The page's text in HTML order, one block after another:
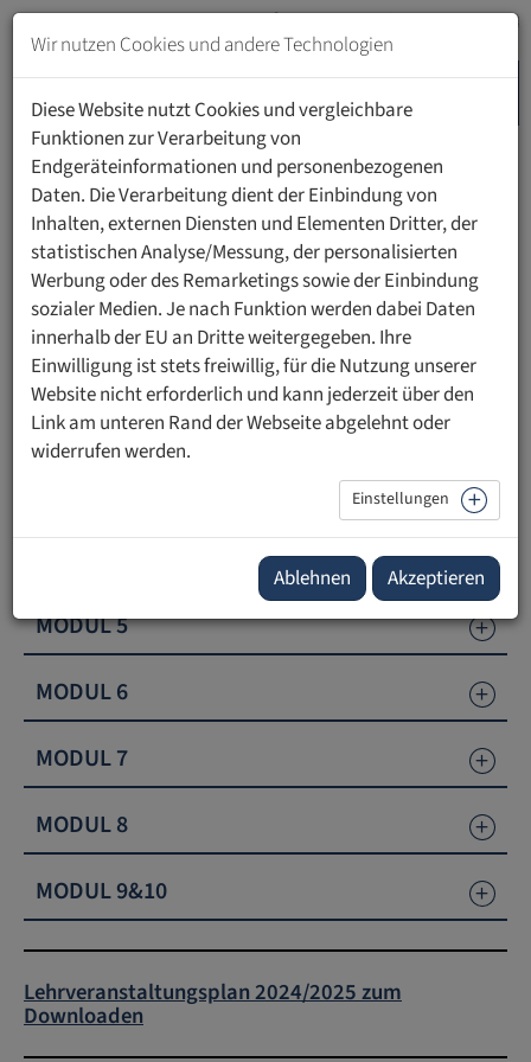
Zum
Inhalt
springen
Navigation
springen
HOME WEITERBILDUNG PROGRAMM 2024/2025
Lehrveranstaltungsplan
2024/2025
MODUL 1&2
MODUL 5
MODUL 6
MODUL 7
MODUL 8
MODUL 9&10
Lehrveranstaltungsplan 2024/2025 zum
Downloaden
Wir nutzen Cookies und andere Technologien
Diese Website nutzt Cookies und vergleichbare
Funktionen zur Verarbeitung von
Endgeräteinformationen und personenbezogenen
Daten. Die Verarbeitung dient der Einbindung von
Inhalten, externen Diensten und Elementen Dritter, der
statistischen Analyse/Messung, der personalisierten
Werbung oder des Remarketings sowie der Einbindung
sozialer Medien. Je nach Funktion werden dabei Daten
innerhalb der EU an Dritte weitergegeben. Ihre
Einwilligung ist stets freiwillig, für die Nutzung unserer
Website nicht erforderlich und kann jederzeit über den
Link am unteren Rand der Webseite abgelehnt oder
widerrufen werden.
Einstellungen
Ablehnen Akzeptieren